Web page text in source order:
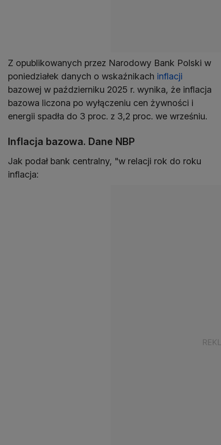
Z opublikowanych przez Narodowy Bank Polski w
poniedziałek danych o wskaźnikach inflacji
bazowej w październiku 2025 r. wynika, że inflacja
bazowa liczona po wyłączeniu cen żywności i
energii spadła do 3 proc. z 3,2 proc. we wrześniu.
Inflacja bazowa. Dane NBP
Jak podał bank centralny, "w relacji rok do roku
inflacja: